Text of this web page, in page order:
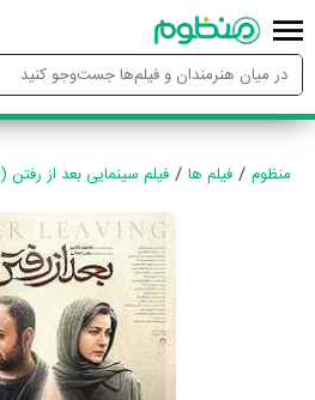
منظوم فیلم ها فیلم سینمایی بعد از رفتن (1401)